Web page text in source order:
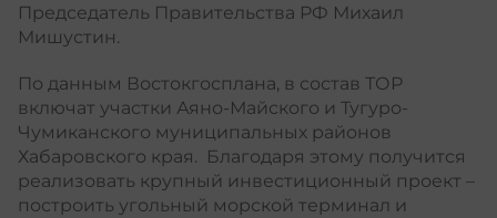
Председатель Правительства РФ Михаил
Мишустин.
По данным Востокгосплана, в состав ТОР
включат участки Аяно-Майского и Тугуро-
Чумиканского муниципальных районов
Хабаровского края. Благодаря этому получится
реализовать крупный инвестиционный проект –
построить угольный морской терминал и